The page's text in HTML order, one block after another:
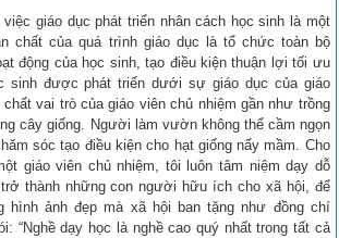
giáo dục phát triển nhân cách học sinh là một
chất của quá trình giáo dục là tổ chức toàn bộ
động của học sinh, tạo điều kiện thuận lợi tối ưu
sinh được phát triển dưới sự giáo dục của giáo
vai trò của giáo viên chủ nhiệm gần như trồng
cây giống. Người làm vườn không thể cầm ngọn
sóc tạo điều kiện cho hạt giống nẩy mầm. Cho
giáo viên chủ nhiệm, tôi luôn tâm niệm dạy dỗ
thành những con người hữu ích cho xã hội, để
hình ảnh đẹp mà xã hội ban tặng như đồng chí
“Nghề dạy học là nghề cao quý nhất trong tất cả